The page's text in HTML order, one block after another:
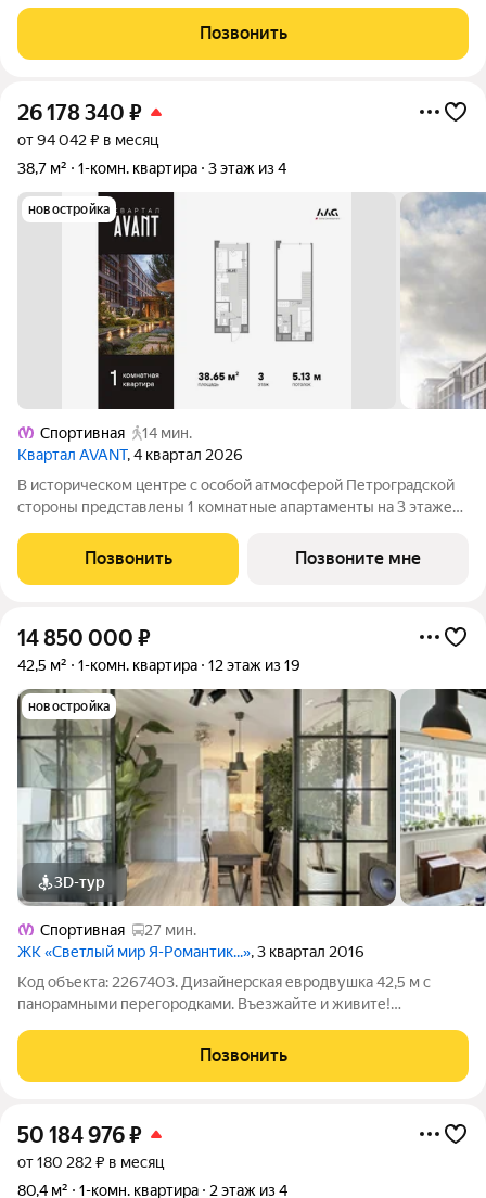
на Васильевском острове расположился в престижной
локации прекрасного
Позвонить
26 178 340 ₽
от 94 042 ₽ в месяц
38,7 м²
1-комн. квартира 3 этаж из 4
новостройка
Спортивная
14 мин.
Квартал AVANT, 4 квартал 2026
В историческом центре с особой атмосферой Петроградской
стороны представлены 1 комнатные апартаменты на 3 этаже
представлены уникальные Life-work апартаменты с эстетикой
лофта. Окружение корпуса
Позвонить Позвоните мне
14 850 000 ₽
42,5 м² 1-комн. квартира 12 этаж из 19
новостройка
3D-тур
Спортивная
27 мин.
ЖК «Светлый мир Я-Романтик...», 3 квартал 2016
Код объекта: 2267403. Дизайнерская евродвушка 42,5 м с
панорамными перегородками. Въезжайте и живите!
ничего менять. Здесь каждая деталь продумана до
миллиметра, а стильный ремонт сделан по
Позвонить
50 184 976₽
от 180 282 ₽ в месяц
80,4 м²
1-комн. квартира 2 этаж из 4